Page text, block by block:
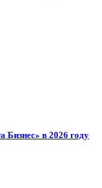
Бизнес» в 2026 году